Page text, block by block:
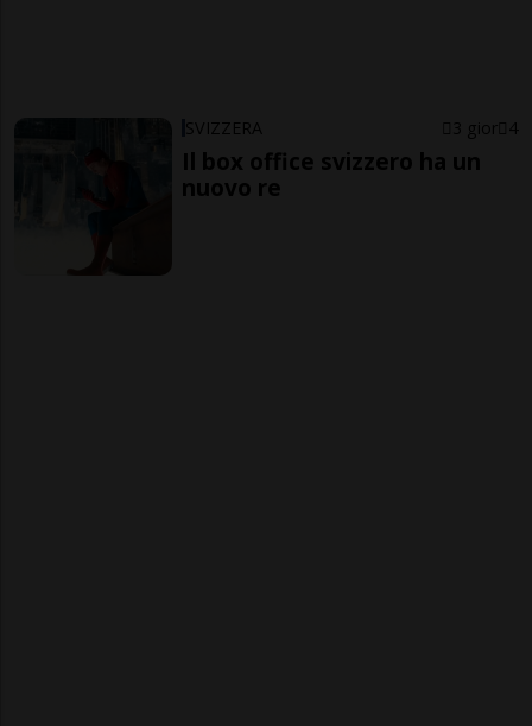
SVIZZERA 3 gior 4
Il box office svizzero ha un
nuovo re